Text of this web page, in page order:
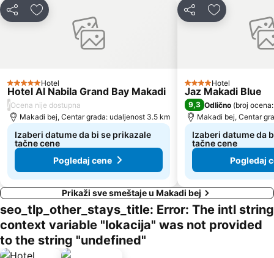
Deli Dodati u favorite
5 Zvezdice
Hotel
Hotel Al Nabila Grand Bay Makadi
/Ocena nije dostupna
Makadi bej, Centar grada: udaljenost 3.5 km
Izaberi datume da bi se prikazale
tačne cene
Pogledaj cene
Deli Dodati u
4 Zvezdice
Hotel
Jaz Makadi Blue
9,3 Odlično (broj
Makadi bej, Centar
Izaberi datume da
tačne cene
Pogledaj
Prikaži sve smeštaje u Makadi bej
seo_tlp_other_stays_title: Error: The intl string
context variable "lokacija" was not provided
to the string "undefined"